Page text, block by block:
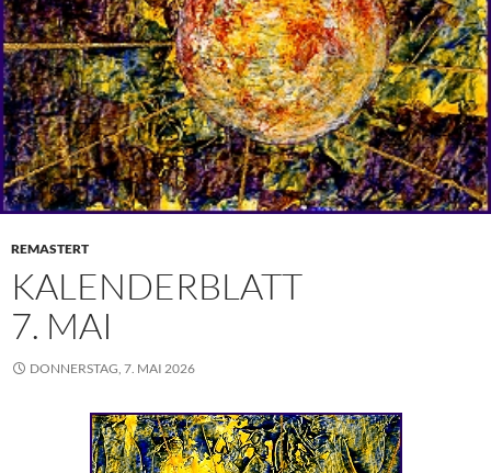
REMASTERT
KALENDERBLATT
7. MAI
DONNERSTAG, 7. MAI 2026